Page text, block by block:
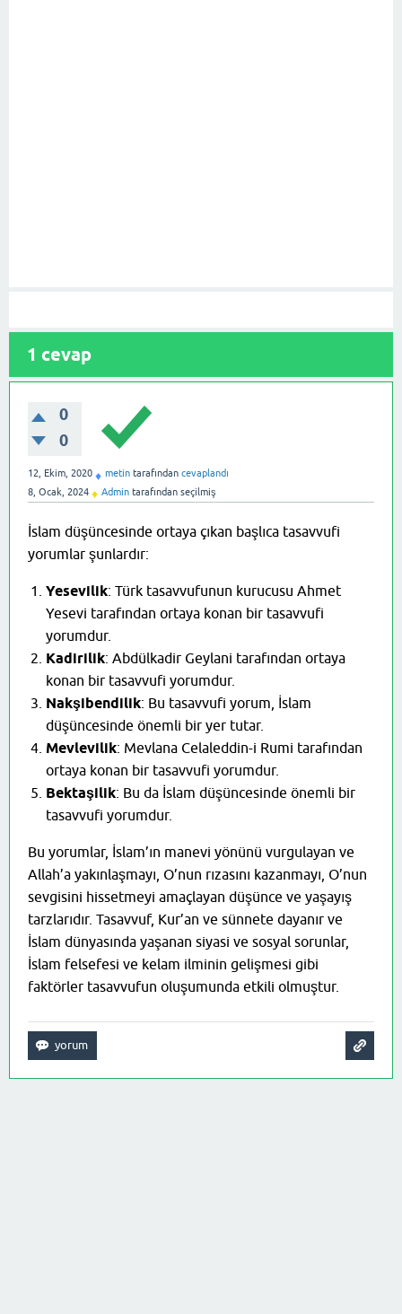
1 cevap
0
0
12, Ekim, 2020 ♦ metin tarafından cevaplandı
8, Ocak, 2024 ♦ Admin tarafından seçilmiş
İslam düşüncesinde ortaya çıkan başlıca tasavvufi
yorumlar şunlardır:
Yesevilik: Türk tasavvufunun kurucusu Ahmet
Yesevi tarafından ortaya konan bir tasavvufi
yorumdur.
Kadirilik: Abdülkadir Geylani tarafından ortaya
konan bir tasavvufi yorumdur.
Nakşibendilik: Bu tasavvufi yorum, İslam
düşüncesinde önemli bir yer tutar.
Mevlevilik: Mevlana Celaleddin-i Rumi tarafından
ortaya konan bir tasavvufi yorumdur.
Bektaşilik: Bu da İslam düşüncesinde önemli bir
tasavvufi yorumdur.
Bu yorumlar, İslam’ın manevi yönünü vurgulayan ve
Allah’a yakınlaşmayı, O’nun rızasını kazanmayı, O’nun
sevgisini hissetmeyi amaçlayan düşünce ve yaşayış
tarzlarıdır. Tasavvuf, Kur’an ve sünnete dayanır ve
İslam dünyasında yaşanan siyasi ve sosyal sorunlar,
İslam felsefesi ve kelam ilminin gelişmesi gibi
faktörler tasavvufun oluşumunda etkili olmuştur.